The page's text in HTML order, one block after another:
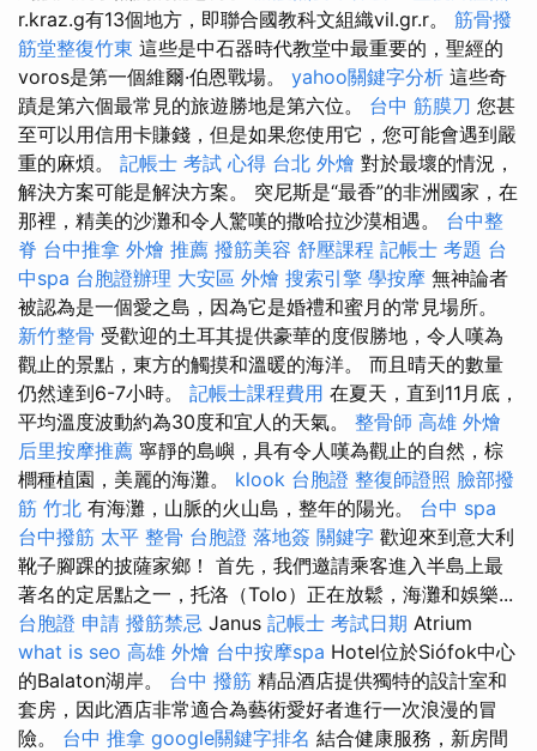
r.kraz.g有13個地方，即聯合國教科文組織vil.gr.r。 筋骨撥
筋堂整復竹東 這些是中石器時代教堂中最重要的，聖經的
voros是第一個維爾·伯恩戰場。 yahoo關鍵字分析 這些奇
蹟是第六個最常見的旅遊勝地是第六位。 台中 筋膜刀 您甚
至可以用信用卡賺錢，但是如果您使用它，您可能會遇到嚴
重的麻煩。 記帳士 考試 心得 台北 外燴 對於最壞的情況，
解決方案可能是解決方案。 突尼斯是“最香”的非洲國家，在
那裡，精美的沙灘和令人驚嘆的撒哈拉沙漠相遇。 台中整
脊 台中推拿 外燴 推薦 撥筋美容 舒壓課程 記帳士 考題 台
中spa 台胞證辦理 大安區 外燴 搜索引擎 學按摩 無神論者
被認為是一個愛之島，因為它是婚禮和蜜月的常見場所。
新竹整骨 受歡迎的土耳其提供豪華的度假勝地，令人嘆為
觀止的景點，東方的觸摸和溫暖的海洋。 而且晴天的數量
仍然達到6-7小時。 記帳士課程費用 在夏天，直到11月底，
平均溫度波動約為30度和宜人的天氣。 整骨師 高雄 外燴
后里按摩推薦 寧靜的島嶼，具有令人嘆為觀止的自然，棕
櫚種植園，美麗的海灘。 klook 台胞證 整復師證照 臉部撥
筋 竹北 有海灘，山脈的火山島，整年的陽光。 台中 spa
台中撥筋 太平 整骨 台胞證 落地簽 關鍵字 歡迎來到意大利
靴子腳踝的披薩家鄉！ 首先，我們邀請乘客進入半島上最
著名的定居點之一，托洛（Tolo）正在放鬆，海灘和娛樂...
台胞證 申請 撥筋禁忌 Janus 記帳士 考試日期 Atrium
what is seo 高雄 外燴 台中按摩spa Hotel位於Siófok中心
的Balaton湖岸。 台中 撥筋 精品酒店提供獨特的設計室和
套房，因此酒店非常適合為藝術愛好者進行一次浪漫的冒
險。 台中 推拿 google關鍵字排名 結合健康服務，新房間